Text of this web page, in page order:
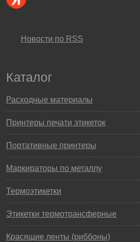
Новости по RSS
Каталог
Расходные материалы
Принтеры печати этикеток
Портативные принтеры
Маркираторы по металлу
Термоэтикетки
Этикетки термотрансферные
Красящие ленты (риббоны)